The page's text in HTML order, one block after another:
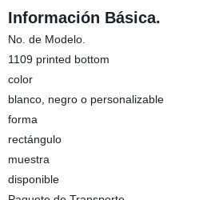
Información Básica.
No. de Modelo.
1109 printed bottom
color
blanco, negro o personalizable
forma
rectángulo
muestra
disponible